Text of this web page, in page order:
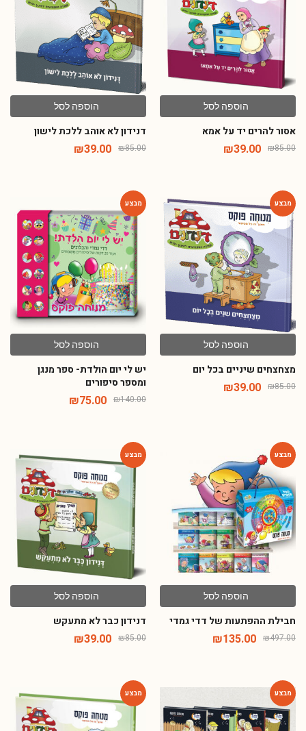
הוספה לסל
אסור להרים יד על אמא
₪85.00
₪39.00
הוספה לסל
דנידון לא אוהב ללכת לישון
₪85.00
₪39.00
-54%
הוספה לסל
מצחצחים שיניים בכל יום
₪85.00
₪39.00
הוספה לסל
יש לי יום הולדת- ספר מנגן
ומספר סיפורים
₪140.00
₪75.00
-73%
הוספה לסל
חבילת ההפתעות של דדי גמדי
₪497.00
₪135.00
הוספה לסל
דנידון כבר לא מתעקש
₪85.00
₪39.00
-71%